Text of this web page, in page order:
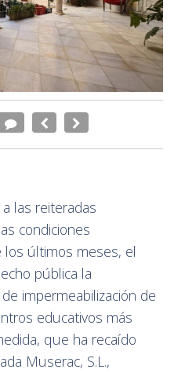
las reiteradas
condiciones
los últimos meses, el
pública la
impermeabilización de
educativos más
que ha recaído
Muserac, S.L.,